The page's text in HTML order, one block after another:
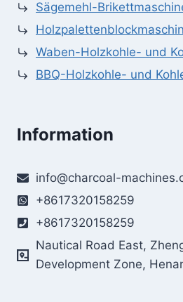
Sägemehl-
Waben-Holzkohle- und
BBQ-Holzkohle- und
Information
info@charcoal-
+8617320158259
+8617320158259
Nautical Road East,
Development Zone,